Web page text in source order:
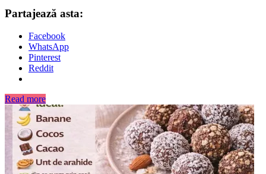
Partajează asta:
Facebook
WhatsApp
Pinterest
Reddit
Read more